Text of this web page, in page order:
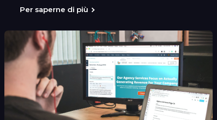
Per saperne di più